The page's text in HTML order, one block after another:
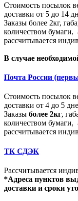
Стоимость посылок
доставки от 5 до 14
Заказы более 2кг,
количеством
рассчитывается
В случае
Почта России
Стоимость посылок
доставки от 4 до 5
Заказы более 2кг,
количеством
рассчитывается
ТК СДЭК
Рассчитывается
*Адреса пунктов
доставки и сроки